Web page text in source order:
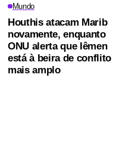
Mundo
Houthis atacam Marib
novamente, enquanto
ONU alerta que Iêmen
está à beira de conflito
mais amplo